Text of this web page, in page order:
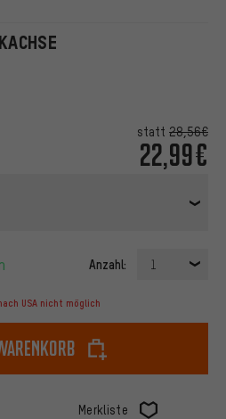
statt 28,56€
22,99€
Anzahl: 1
USA nicht möglich
Merkliste